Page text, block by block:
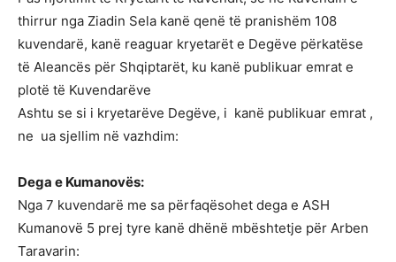
thirrur nga Ziadin Sela kanë qenë të pranishëm 108
kuvendarë, kanë reaguar kryetarët e Degëve përkatëse
të Aleancës për Shqiptarët, ku kanë publikuar emrat e
plotë të Kuvendarëve
Ashtu se si i kryetarëve Degëve, i kanë publikuar emrat ,
ne ua sjellim në vazhdim:
Dega e Kumanovës:
Nga 7 kuvendarë me sa përfaqësohet dega e ASH
Kumanovë 5 prej tyre kanë dhënë mbështetje për Arben
Taravarin: